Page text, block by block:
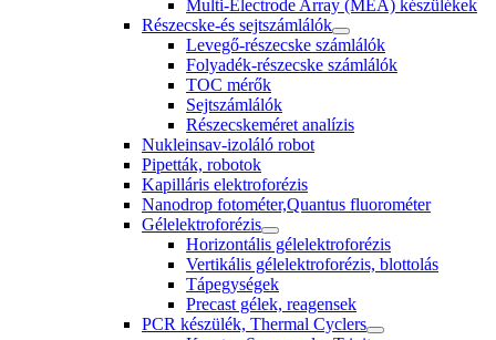
Multi-Electrode Array (MEA) készülékek
Részecske-és sejtszámlálók
Levegő-részecske számlálók
Folyadék-részecske számlálók
TOC mérők
Sejtszámlálók
Részecskeméret analízis
Nukleinsav-izoláló robot
Pipetták, robotok
Kapilláris elektroforézis
Nanodrop fotométer,Quantus fluorométer
Gélelektroforézis
Horizontális gélelektroforézis
Vertikális gélelektroforézis, blottolás
Tápegységek
Precast gélek, reagensek
PCR készülék, Thermal Cyclers